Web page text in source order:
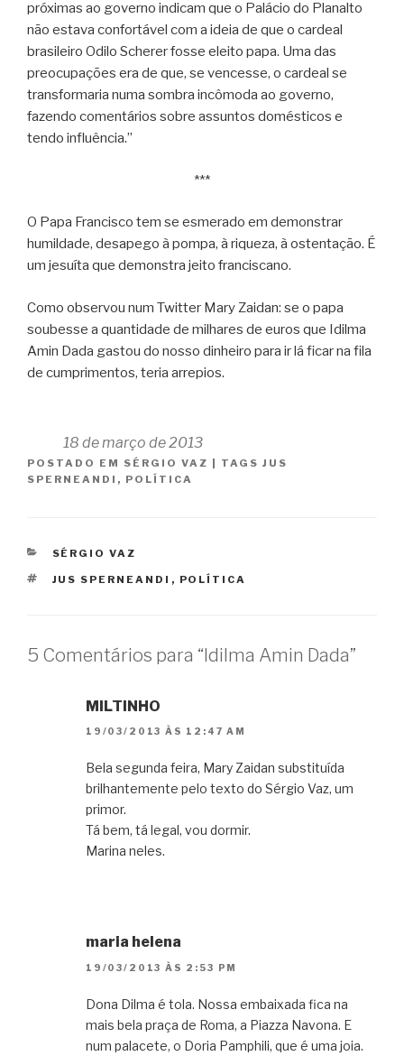
próximas ao governo indicam que o Palácio do Planalto
não estava confortável com a ideia de que o cardeal
brasileiro Odilo Scherer fosse eleito papa. Uma das
preocupações era de que, se vencesse, o cardeal se
transformaria numa sombra incômoda ao governo,
fazendo comentários sobre assuntos domésticos e
tendo influência.”
***
O Papa Francisco tem se esmerado em demonstrar
humildade, desapego à pompa, à riqueza, à ostentação. É
um jesuíta que demonstra jeito franciscano.
Como observou num Twitter Mary Zaidan: se o papa
soubesse a quantidade de milhares de euros que Idilma
Amin Dada gastou do nosso dinheiro para ir lá ficar na fila
de cumprimentos, teria arrepios.
18 de março de 2013
POSTADO EM SÉRGIO VAZ TAGS JUS
SPERNEANDI , POLÍTICA
CATEGORIAS
SÉRGIO VAZ
TAGS
JUS SPERNEANDI , POLÍTICA
5 Comentários para “Idilma Amin Dada”
MILTINHO
19/03/2013 ÀS 12:47 AM
Bela segunda feira, Mary Zaidan substituída
brilhantemente pelo texto do Sérgio Vaz, um
primor.
Tá bem, tá legal, vou dormir.
Marina neles.
maria helena
19/03/2013 ÀS 2:53 PM
Dona Dilma é tola. Nossa embaixada fica na
mais bela praça de Roma, a Piazza Navona. E
num palacete, o Doria Pamphili, que é uma joia.